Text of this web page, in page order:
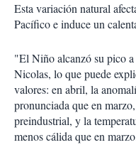
Esta variación natural
Pacífico e induce un
"El Niño alcanzó su pico
Nicolas, lo que puede
valores: en abril, la
pronunciada que en
preindustrial, y la
menos cálida que en